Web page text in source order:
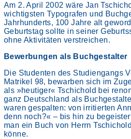
Am 2. April 2002 wäre Jan
wichtigsten Typografen und
Jahrhunderts, 100 Jahre alt
Geburtstag sollte in seiner
ohne Aktivitäten verstreichen.
Bewerbungen als Buchgestalter
Die Studenten des Studiengangs
Matrikel 98, bewarben sich im
als »heutiger« Tschichold bei
ganz Deutschland als
waren gespalten: von irritierten
denn noch?« – bis hin zu
man ein Buch von Herrn
könne.